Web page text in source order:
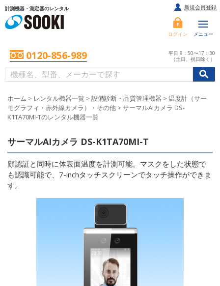
計測機器・測定器のレンタル
ログイン メニュー
0120-856-989
平日 8：50〜17：30
（土日、祝日除く）
//
新規会員登録
ホーム > レンタル機器一覧 > 設備診断・品質管理機器 > 温度計（サー
モグラフィ・赤外線カメラ）・その他 > サーマルAIカメラ DS-
K1TA70MI-Tのレンタル機器一覧
サーマルAIカメラ DS-K1TA70MI-T
顔認証と同時に体表面温度を計測可能。マスクをした状態で
も認識可能で、7-inchタッチスクリーンでタッチ操作ができま
す。